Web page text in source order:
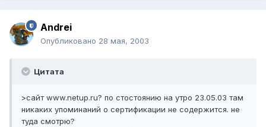
Andrei
Опубликовано 28 мая, 2003
Цитата
>сайт www.netup.ru? по стостоянию на утро 23.05.03 там
никаких упоминаний о сертификации не содержится. не
туда смотрю?